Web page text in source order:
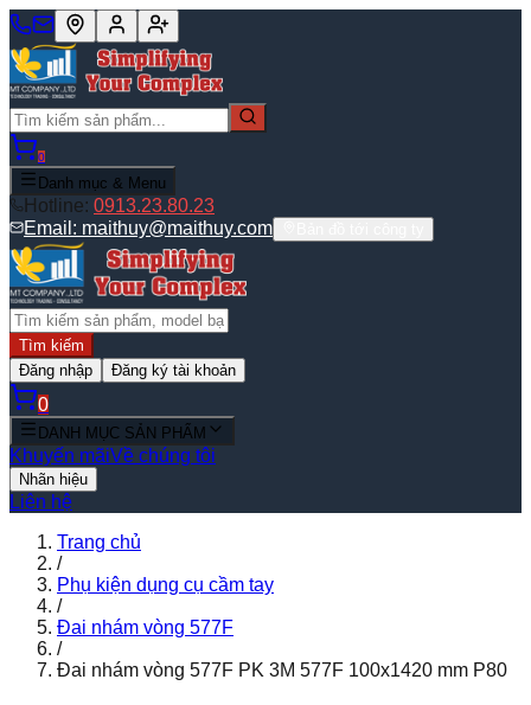
0
Danh mục & Menu
Hotline: 0913.23.80.23
Email: maithuy@maithuy.com
Tìm kiếm
Đăng nhập
Đăng ký tài khoản
0
DANH MỤC SẢN PHẨM
Khuyến mãiVề chúng tôi
Nhãn hiệu
Liên hệ
Trang chủ
/
Phụ kiện dụng cụ cầm tay
/
Đai nhám vòng 577F
/
Đai nhám vòng 577F PK 3M 577F 100x1420 mm P80